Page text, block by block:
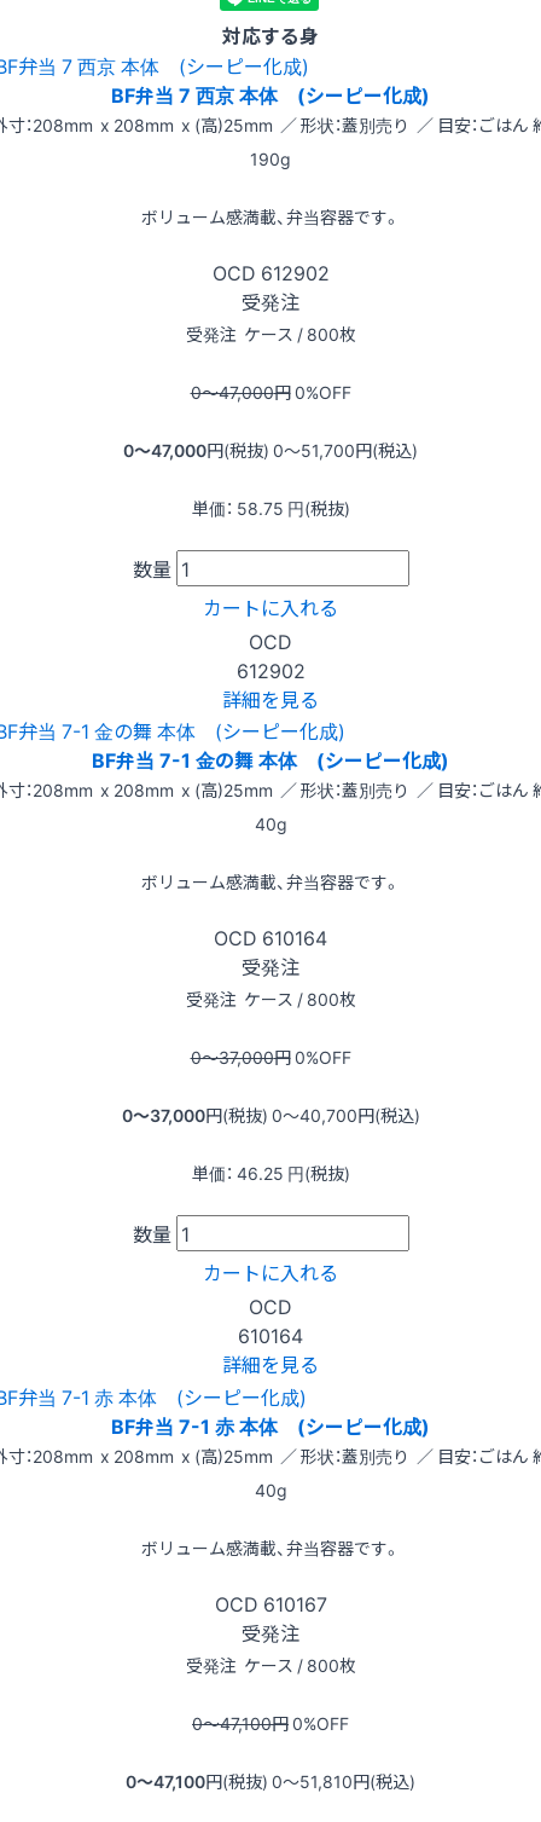
対応する身
BF弁当 7 西京 本体 (シーピー化成)
寸：208mm x 208mm x (高)25mm ／ 形状：蓋別売り ／ 目安：ごはん
190g
ボリューム感満載、弁当容器です。
OCD 612902
受発注
受発注 ケース / 800枚
0〜47,000円0%OFF
0〜47,000円(税抜) 0〜51,700円(税込)
単価： 58.75 円(税抜)
数量
カートに入れる
OCD
612902
詳細を見る
BF弁当 7-1 金の舞 本体 (シーピー化成)
寸：208mm x 208mm x (高)25mm ／ 形状：蓋別売り ／ 目安：ごはん
40g
ボリューム感満載、弁当容器です。
OCD 610164
受発注
受発注 ケース / 800枚
0〜37,000円0%OFF
0〜37,000円(税抜) 0〜40,700円(税込)
単価： 46.25 円(税抜)
数量
カートに入れる
OCD
610164
詳細を見る
BF弁当 7-1 赤 本体 (シーピー化成)
寸：208mm x 208mm x (高)25mm ／ 形状：蓋別売り ／ 目安：ごはん
40g
ボリューム感満載、弁当容器です。
OCD 610167
受発注
受発注 ケース / 800枚
0〜47,100円0%OFF
0〜47,100円(税抜) 0〜51,810円(税込)